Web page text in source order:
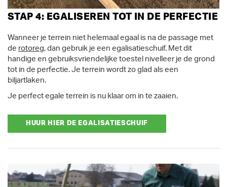
STAP 4: EGALISEREN TOT IN DE PERFECTIE
Wanneer je terrein niet helemaal egaal is na de passage met
de rotoreg, dan gebruik je een egalisatieschuif. Met dit
handige en gebruiksvriendelijke toestel nivelleer je de grond
tot in de perfectie. Je terrein wordt zo glad als een
biljartlaken.
Je perfect egale terrein is nu klaar om in te zaaien.
HUUR HIER DE EGALISATIESCHUIF